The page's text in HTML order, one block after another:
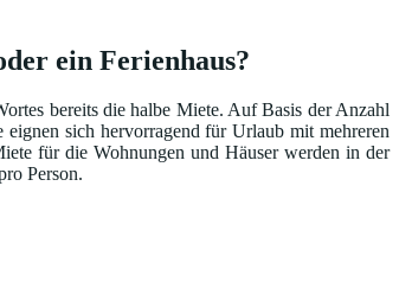
ein Ferienhaus?
bereits die halbe Miete. Auf Basis der Anzahl
sich hervorragend für Urlaub mit mehreren
für die Wohnungen und Häuser werden in der
Person.